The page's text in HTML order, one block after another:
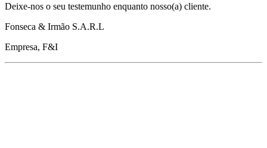
Deixe-nos o seu testemunho enquanto nosso(a) cliente.
Fonseca & Irmão S.A.R.L
Empresa, F&I